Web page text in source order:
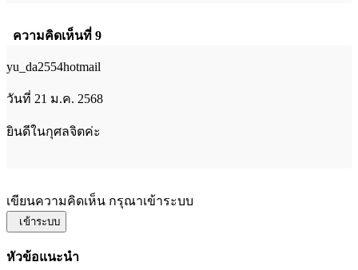
ความคิดเห็นที่ 9
yu_da2554hotmail
วันที่ 21 ม.ค. 2568
ยินดีในกุศลจิตค่ะ
เขียนความคิดเห็น กรุณาเข้าระบบ
เข้าระบบ
หัวข้อแนะนำ